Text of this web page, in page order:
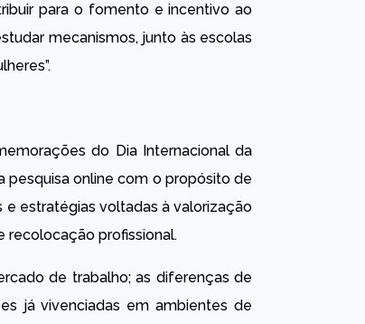
para o fomento e incentivo ao
mecanismos, junto às escolas
do Dia Internacional da
pesquisa online com o propósito de
estratégias voltadas à valorização
recolocação profissional.
de trabalho; as diferenças de
já vivenciadas em ambientes de